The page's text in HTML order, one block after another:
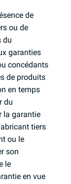
de
ou de
du
garanties
concédants
de produits
en temps
du
la garantie
tiers
ou le
son
le
en vue